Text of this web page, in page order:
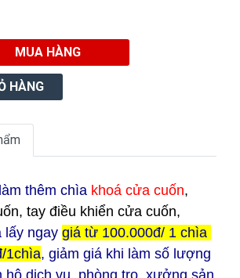
thêm chìa khoá cửa cuốn,
tay điều khiển cửa cuốn,
lấy ngay giá từ 100.000đ/ 1 chìa
1chìa, giảm giá khi làm số lượng
hộ dịch vụ, phòng trọ, xưởng sản